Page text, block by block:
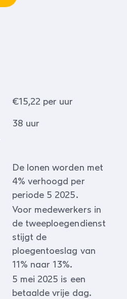
€15,22 per uur
38 uur
De lonen worden met
4% verhoogd per
periode 5 2025.
Voor medewerkers in
de tweeploegendienst
stijgt de
ploegentoeslag van
11% naar 13%.
5 mei 2025 is een
betaalde vrije dag.